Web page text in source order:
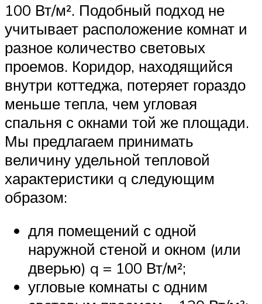
100 Вт/м². Подобный подход не
учитывает расположение комнат и
разное количество световых
проемов. Коридор, находящийся
внутри коттеджа, потеряет гораздо
меньше тепла, чем угловая
спальня с окнами той же площади.
Мы предлагаем принимать
величину удельной тепловой
характеристики q следующим
образом:
для помещений с одной
наружной стеной и окном (или
дверью) q = 100 Вт/м²;
угловые комнаты с одним